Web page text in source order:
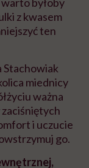
z kwasem
ten
Stachowiak
miednicy
ważna
i uczucie
go.